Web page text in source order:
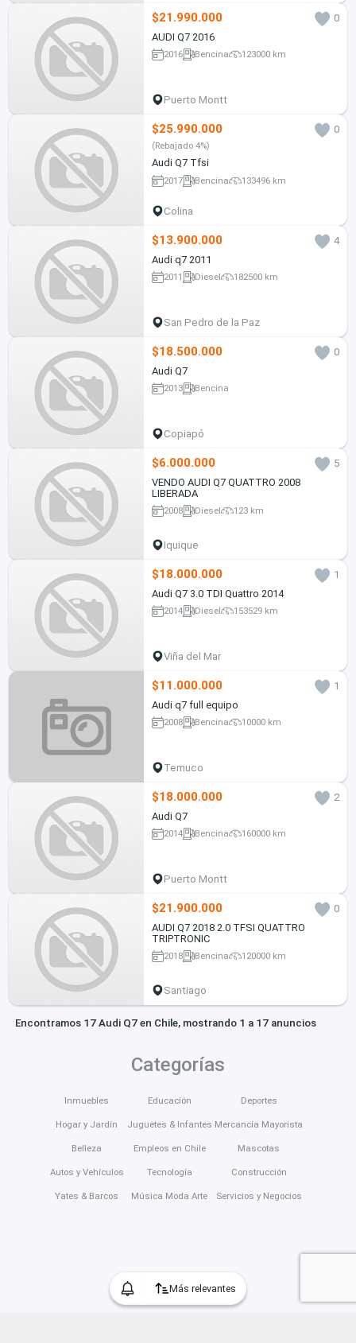
Más relevantes
$21.990.000
0
AUDI Q7 2016
2016 Bencina 123000 km
Puerto Montt
$25.990.000 0
(Rebajado 4%)
Audi Q7 Tfsi
2017 Bencina 133496 km
Colina
$13.900.000
4
Audi q7 2011
2011 Diesel 182500 km
San Pedro de la Paz
$18.500.000
0
Audi Q7
2013 Bencina
Copiapó
$6.000.000
5
VENDO AUDI Q7 QUATTRO 2008
LIBERADA
2008 Diesel 123 km
Iquique
$18.000.000
1
Audi Q7 3.0 TDI Quattro 2014
2014 Diesel 153529 km
Viña del Mar
$11.000.000
1
Audi q7 full equipo
2008 Bencina 10000 km
Temuco
$18.000.000
2
Audi Q7
2014 Bencina 160000 km
Puerto Montt
$21.900.000
0
AUDI Q7 2018 2.0 TFSI QUATTRO
TRIPTRONIC
2018 Bencina 120000 km
Santiago
Encontramos 17 Audi Q7 en Chile, mostrando 1 a 17 anuncios
Categorías
Inmuebles
Hogar y Jardín
Belleza
Autos y Vehículos
Yates & Barcos
Educación
Juguetes & Infantes
Empleos en Chile
Tecnología
Música Moda Arte
Deportes
Mercancía Mayorista
Mascotas
Construcción
Servicios y Negocios